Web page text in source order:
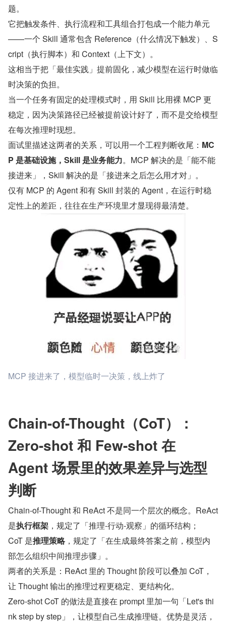
题。
它把触发条件、执行流程和工具组合打包成一个能力单元
——一个 Skill 通常包含 Reference（什么情况下触发）、S
cript（执行脚本）和 Context（上下文）。
这相当于把「最佳实践」提前固化，减少模型在运行时做临
时决策的负担。
当一个任务有固定的处理模式时，用 Skill 比用裸 MCP 更
稳定，因为决策路径已经被提前设计好了，而不是交给模型
在每次推理时现想。
面试里描述这两者的关系，可以用一个工程判断收尾： MC
P 是基础设施，Skill 是业务能力。MCP 解决的是「能不能
接进来」，Skill 解决的是「接进来之后怎么用才对」。
仅有 MCP 的 Agent 和有 Skill 封装的 Agent，在运行时稳
定性上的差距，往往在生产环境里才显现得最清楚。
MCP 接进来了，模型临时一决策，线上炸了
Chain-of-Thought（CoT）：
Zero-shot 和 Few-shot 在
Agent 场景里的效果差异与选型
判断
Chain-of-Thought 和 ReAct 不是同一个层次的概念。ReAct
是执行框架 ，规定了「推理-行动-观察」的循环结构；
CoT 是推理策略，规定了「在生成最终答案之前，模型内
部怎么组织中间推理步骤」。
两者的关系是：ReAct 里的 Thought 阶段可以叠加 CoT，
让 Thought 输出的推理过程更稳定、更结构化。
Zero-shot CoT 的做法是直接在 prompt 里加一句「Let's thi
nk step by step」，让模型自己生成推理链。优势是灵活，